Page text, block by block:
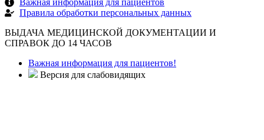
Правила обработки персональных данных
ВЫДАЧА МЕДИЦИНСКОЙ ДОКУМЕНТАЦИИ И
СПРАВОК ДО 14 ЧАСОВ
Важная информация для пациентов!
Версия для слабовидящих